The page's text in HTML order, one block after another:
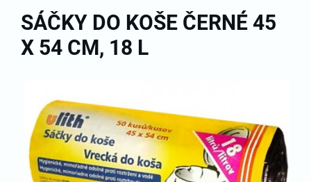
SÁČKY DO KOŠE ČERNÉ 45
X 54 CM, 18 L